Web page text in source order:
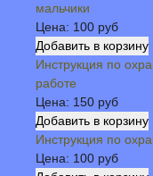
мальчики
Цена: 100 руб
Инструкция по
работе
Цена: 150 руб
Инструкция по
Цена: 100 руб